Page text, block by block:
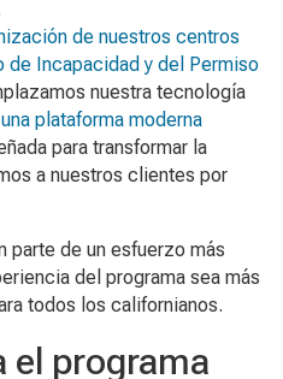
de nuestros centros
de Incapacidad y del Permiso
nuestra tecnología
plataforma moderna
para transformar la
a nuestros clientes por
parte de un esfuerzo más
del programa sea más
todos los californianos.
el programa